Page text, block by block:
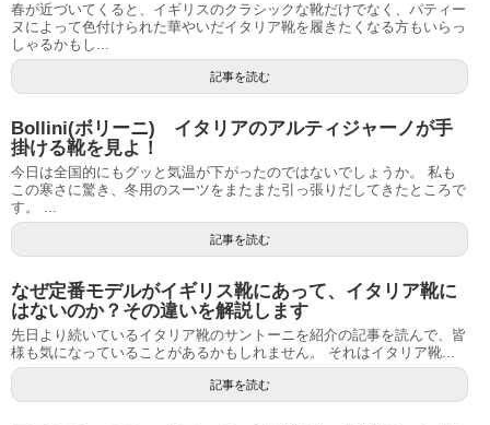
春が近づいてくると、イギリスのクラシックな靴だけでなく、パティー
ヌによって色付けられた華やいだイタリア靴を履きたくなる方もいらっ
しゃるかもし...
記事を読む
Bollini(ボリーニ) イタリアのアルティジャーノが手
掛ける靴を見よ！
今日は全国的にもグッと気温が下がったのではないでしょうか。 私も
この寒さに驚き、冬用のスーツをまたまた引っ張りだしてきたところで
す。 ...
記事を読む
なぜ定番モデルがイギリス靴にあって、イタリア靴に
はないのか？その違いを解説します
先日より続いているイタリア靴のサントーニを紹介の記事を読んで、皆
様も気になっていることがあるかもしれません。 それはイタリア靴...
記事を読む